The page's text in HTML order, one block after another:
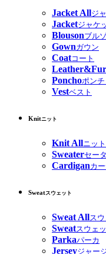
Jacket Allジ
Jacketジャケ
Blousonブル
Gownガウン
Coatコート
Ponchoポンチ
Vestベスト
Knitニット
Knit Allニッ
Sweaterセー
Cardiganカ
Sweatスウェット
Sweat Allス
Sweatスウェ
Parkaパーカ
Jerseyジャー